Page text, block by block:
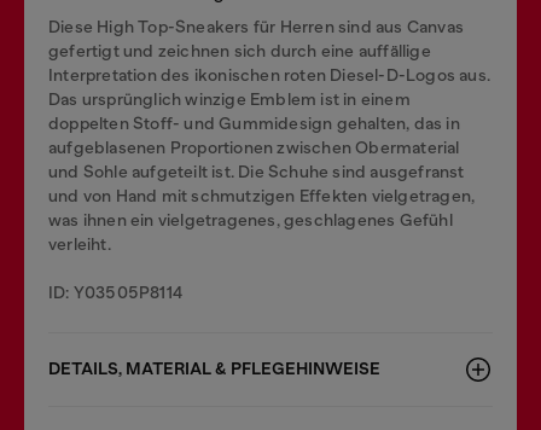
Diese High Top-Sneakers für Herren sind aus Canvas
gefertigt und zeichnen sich durch eine auffällige
Interpretation des ikonischen roten Diesel-D-Logos aus.
Das ursprünglich winzige Emblem ist in einem
doppelten Stoff- und Gummidesign gehalten, das in
aufgeblasenen Proportionen zwischen Obermaterial
und Sohle aufgeteilt ist. Die Schuhe sind ausgefranst
und von Hand mit schmutzigen Effekten vielgetragen,
was ihnen ein vielgetragenes, geschlagenes Gefühl
verleiht.
ID: Y03505P8114
DETAILS, MATERIAL & PFLEGEHINWEISE